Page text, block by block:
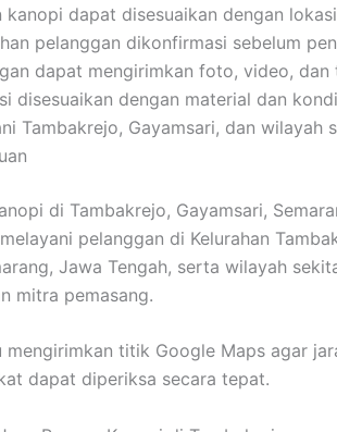
kanopi dapat disesuaikan dengan lokasi
pelanggan dikonfirmasi sebelum
dapat mengirimkan foto, video,
disesuaikan dengan material dan
Tambakrejo, Gayamsari, dan wilayah
di Tambakrejo, Gayamsari,
pelanggan di Kelurahan
Jawa Tengah, serta wilayah
mitra pemasang.
mengirimkan titik Google Maps agar
dapat diperiksa secara tepat.